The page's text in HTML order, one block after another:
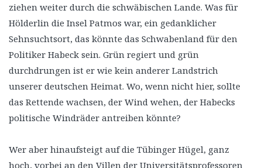
ziehen weiter durch die schwäbischen Lande. Was für
Hölderlin die Insel Patmos war, ein gedanklicher
Sehnsuchtsort, das könnte das Schwabenland für den
Politiker Habeck sein. Grün regiert und grün
durchdrungen ist er wie kein anderer Landstrich
unserer deutschen Heimat. Wo, wenn nicht hier, sollte
das Rettende wachsen, der Wind wehen, der Habecks
politische Windräder antreiben könnte?
Wer aber hinaufsteigt auf die Tübinger Hügel, ganz
hoch, vorbei an den Villen der Universitätsprofessoren